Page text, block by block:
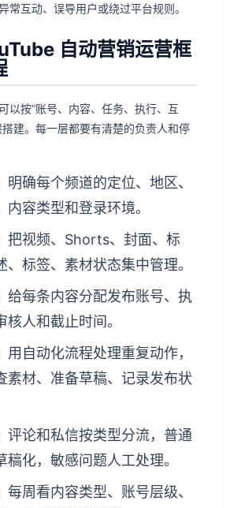
常互动、误导用户或绕过平台规则。
自动营销运营框
以按“账号、内容、任务、执行、互
搭建。每一层都要有清楚的负责人和停
明确每个频道的定位、地区、
内容类型和登录环境。
把视频、Shorts、封面、标
、标签、素材状态集中管理。
给每条内容分配发布账号、执
核人和截止时间。
用自动化流程处理重复动作，
素材、准备草稿、记录发布状
评论和私信按类型分流，普通
稿化，敏感问题人工处理。
每周看内容类型、账号层级、